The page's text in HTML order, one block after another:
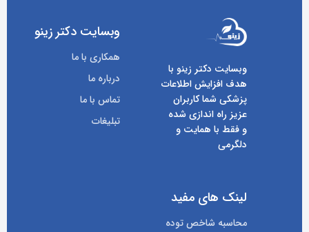
وبسایت دکتر زینو با
هدف افزایش اطلاعات
پزشکی شما کاربران
عزیز راه اندازی شده
و فقط با همایت و
دلگرمی
وبسایت دکتر زینو
همکاری با ما
درباره ما
تماس با ما
تبلیغات
لینک های مفید
محاسبه شاخص توده